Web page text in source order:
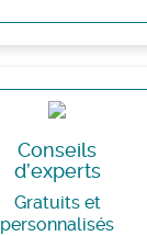
Conseils
d’experts
Gratuits et
personnalisés